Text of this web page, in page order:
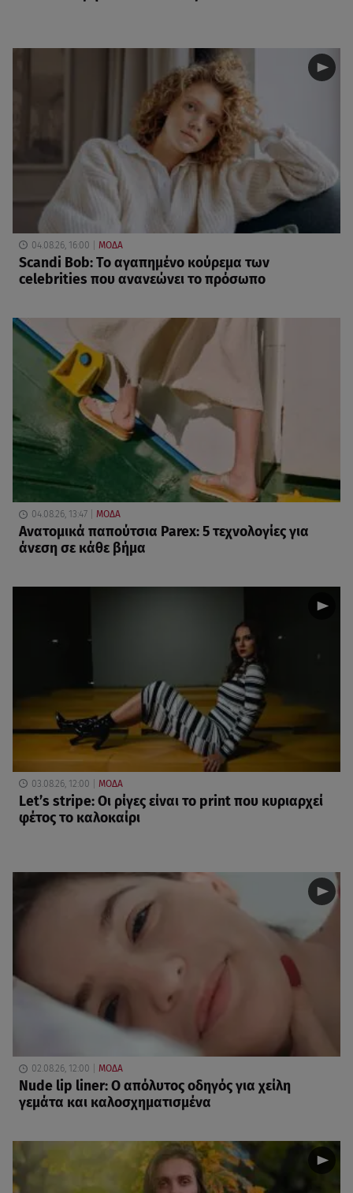
04.08.26, 16:00 ΜΟΔΑ
Scandi Bob: Το αγαπημένο κούρεμα των
celebrities που ανανεώνει το πρόσωπο
04.08.26, 13:47 ΜΟΔΑ
Ανατομικά παπούτσια Parex: 5 τεχνολογίες για
άνεση σε κάθε βήμα
03.08.26, 12:00 ΜΟΔΑ
Let’s stripe: Οι ρίγες είναι το print που κυριαρχεί
φέτος το καλοκαίρι
02.08.26, 12:00 ΜΟΔΑ
Nude lip liner: Ο απόλυτος οδηγός για χείλη
γεμάτα και καλοσχηματισμένα